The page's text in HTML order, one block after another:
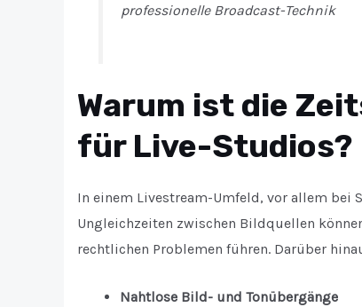
professionelle Broadcast-Technik
Warum ist die
für Live-Studios?
In einem Livestream-Umfeld, vor allem bei
Ungleichzeiten zwischen Bildquellen
rechtlichen Problemen führen. Darüber
Nahtlose Bild- und Tonübergänge